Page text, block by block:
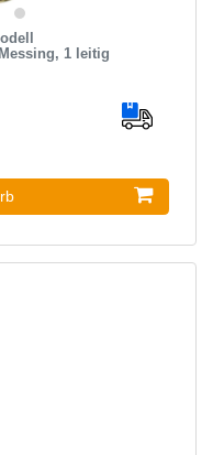
1 leitig